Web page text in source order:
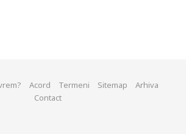
Acord Termeni Sitemap
Arhiva
Contact